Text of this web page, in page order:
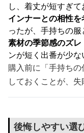
し、着丈が短すぎ
インナーとの相性
ったが、手持ちの
素材の季節感のズレ
ンが短く出番が少
購入前に「手持ち
しておくことが、失
後悔しやすい選